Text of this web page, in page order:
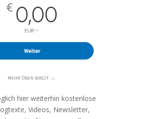
hier weiterhin kostenlose
Videos, Newsletter,